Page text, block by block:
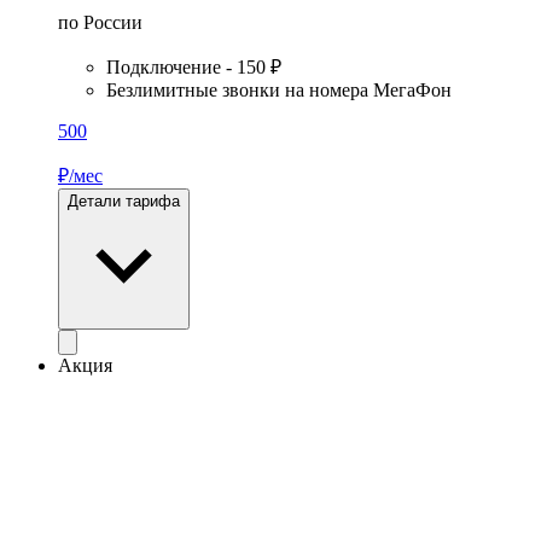
по России
Подключение - 150 ₽
Безлимитные звонки на номера МегаФон
500
₽/мес
Детали тарифа
Акция